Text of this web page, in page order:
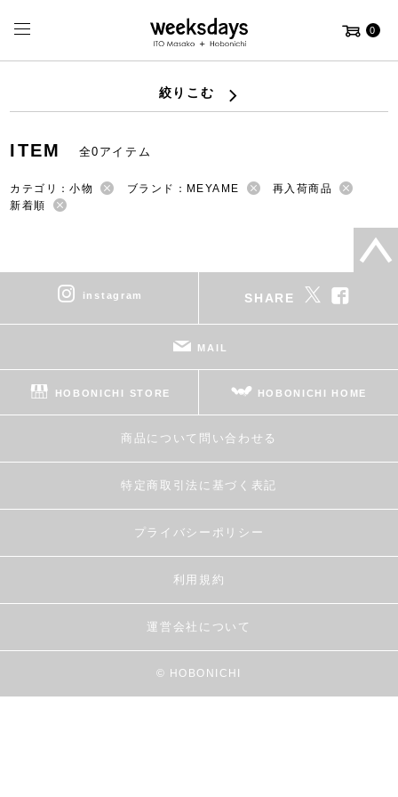
0
絞りこむ
ITEM 全0アイテム
カテゴリ：小物 ブランド：MEYAME
再入荷商品
新着順
instagram SHARE
MAIL
HOBONICHI STORE HOBONICHI HOME
商品について問い合わせる
特定商取引法に基づく表記
プライバシーポリシー
利用規約
運営会社について
© HOBONICHI